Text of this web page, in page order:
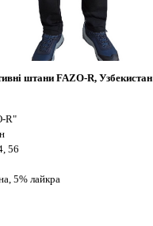
штани FAZO-R, Узбекистан
R"
56
5% лайкра